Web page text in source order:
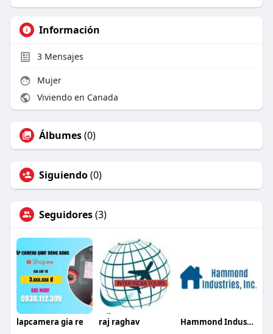
Información
3Mensajes
Mujer
Viviendo en Canada
Álbumes(0)
Siguiendo(0)
Seguidores(3)
lapcamera gia re raj raghav Hammond Industries